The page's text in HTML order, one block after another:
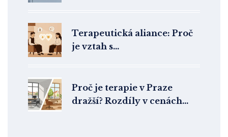
Terapeutická aliance: Proč
je vztah s
Proč je terapie v Praze
dražší? Rozdíly v cenách